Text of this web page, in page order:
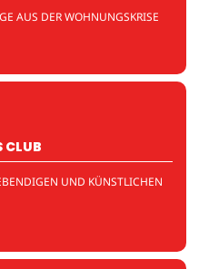
AUS DER WOHNUNGSKRISE
CLUB
UND KÜNSTLICHEN